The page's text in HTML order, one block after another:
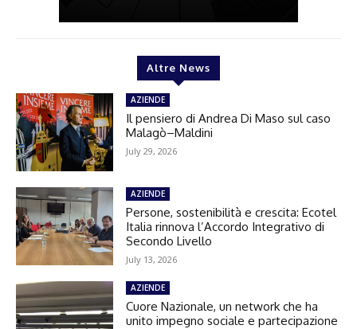
Altre News
AZIENDE
Il pensiero di Andrea Di Maso sul caso
Malagò–Maldini
July 29, 2026
AZIENDE
Persone, sostenibilità e crescita: Ecotel
Italia rinnova l’Accordo Integrativo di
Secondo Livello
July 13, 2026
AZIENDE
Cuore Nazionale, un network che ha
unito impegno sociale e partecipazione